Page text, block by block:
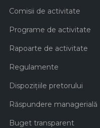
Comisii de activitate
Programe de activitate
Rapoarte de activitate
Regulamente
Dispozițiile pretorului
Răspundere managerială
Buget transparent